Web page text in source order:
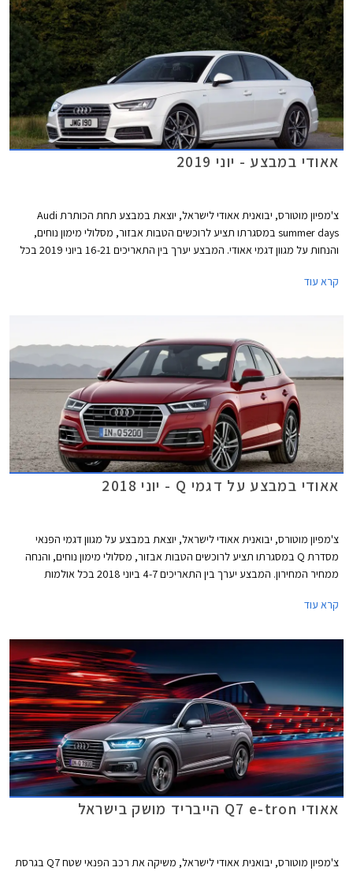
אאודי במבצע - יוני 2019
צ'מפיון מוטורס, יבואנית אאודי לישראל, יוצאת במבצע תחת הכותרת Audi
summer days במסגרתו תציע לרוכשים הטבות אבזור, מסלולי מימון נוחים,
והנחות על מגוון דגמי אאודי. המבצע יערך בין התאריכים 16-21 ביוני 2019 בכל
קרא עוד
אאודי במבצע על דגמי Q - יוני 2018
צ'מפיון מוטורס, יבואנית אאודי לישראל, יוצאת במבצע על מגוון דגמי הפנאי
מסדרת Q במסגרתו תציע לרוכשים הטבות אבזור, מסלולי מימון נוחים, והנחה
ממחיר המחירון. המבצע יערך בין התאריכים 4-7 ביוני 2018 בכל אולמות
קרא עוד
אאודי Q7 e-tron הייבריד מושק בישראל
צ'מפיון מוטורס, יבואנית אאודי לישראל, משיקה את רכב הפנאי שטח Q7 בגרסת